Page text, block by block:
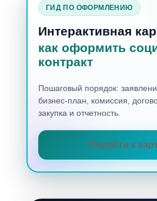
ГИД ПО ОФОРМЛЕНИЮ
Интерактивная
как оформить
контракт
Пошаговый порядок:
бизнес-план, комиссия,
закупка и отчетность.
Перейти к